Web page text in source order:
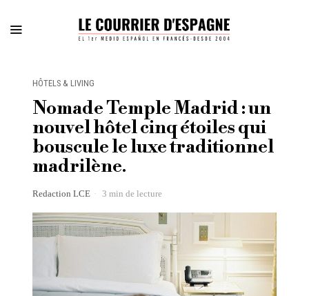
HÔTELS & LIVING
Nomade Temple Madrid : un
nouvel hôtel cinq étoiles qui
bouscule le luxe traditionnel
madrilène.
Redaction LCE 3 min de lecture